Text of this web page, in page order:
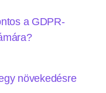
a GDPR-
növekedésre